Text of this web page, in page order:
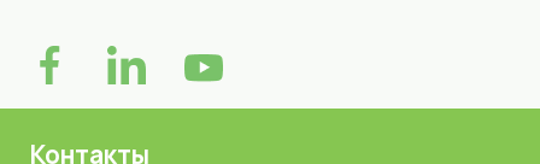
Контакты